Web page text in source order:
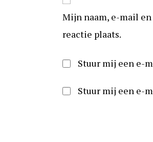
in
om
te
Mijn naam, e-mail
reactie plaats.
Stuur mij een e-
Stuur mij een e-